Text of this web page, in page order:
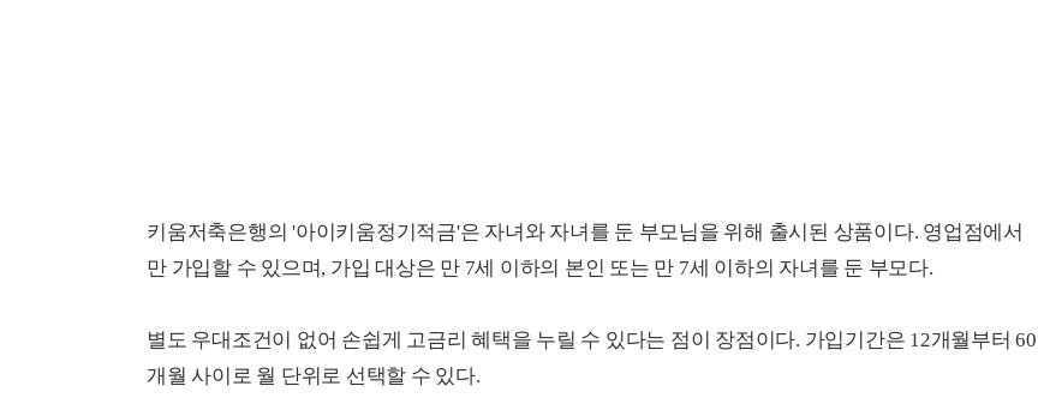
키움저축은행의 '아이키움정기적금'은 자녀와 자녀를 둔 부모님을 위해 출시된 상품이다. 영업점에서
만 가입할 수 있으며, 가입 대상은 만 7세 이하의 본인 또는 만 7세 이하의 자녀를 둔 부모다.
별도 우대조건이 없어 손쉽게 고금리 혜택을 누릴 수 있다는 점이 장점이다. 가입기간은 12개월부터 60
개월 사이로 월 단위로 선택할 수 있다.